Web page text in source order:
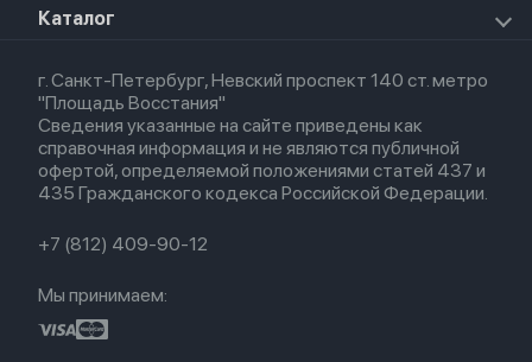
Apple Watch SE 2022
Airpods 3
Airpods (1-е)
EarPods
HomePod 2
Для Macbook
О магазине
Политика конфиденциальности
Оплата и доставка
Партнерская программа
Гарантия
Обмен и возврат
Бонусы
Каталог
Новые поступления
Популярное
Акции
г. Санкт-Петербург, Невский проспект 140 ст. метро
"Площадь Восстания"
Сведения указанные на сайте приведены как
справочная информация и не являются публичной
офертой, определяемой положениями статей 437 и
435 Гражданского кодекса Российской Федерации.
+7 (812) 409-90-12
Мы принимаем: